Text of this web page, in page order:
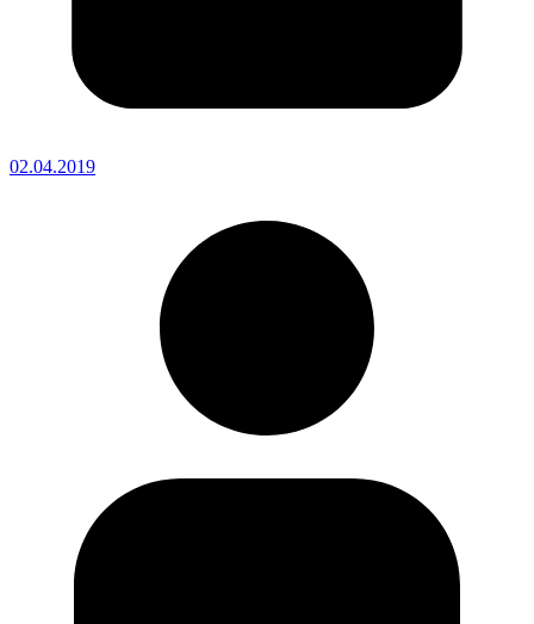
02.04.2019